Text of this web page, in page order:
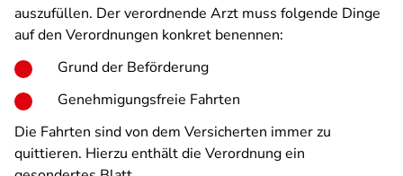
auszufüllen. Der verordnende Arzt muss folgende Dinge
auf den Verordnungen konkret benennen:
Grund der Beförderung
Genehmigungsfreie Fahrten
Die Fahrten sind von dem Versicherten immer zu
quittieren. Hierzu enthält die Verordnung ein